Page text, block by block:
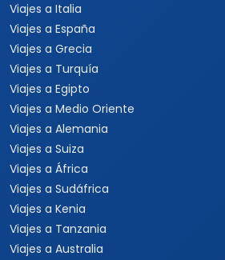
Viajes a Italia
Viajes a España
Viajes a Grecia
Viajes a Turquía
Viajes a Egipto
Viajes a Medio Oriente
Viajes a Alemania
Viajes a Suiza
Viajes a África
Viajes a Sudáfrica
Viajes a Kenia
Viajes a Tanzania
Viajes a Australia